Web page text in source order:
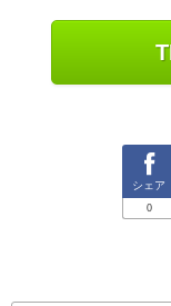
シェア
0